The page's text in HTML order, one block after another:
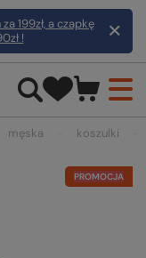
199zł, a czapkę
!
męska koszulki
PROMOCJA